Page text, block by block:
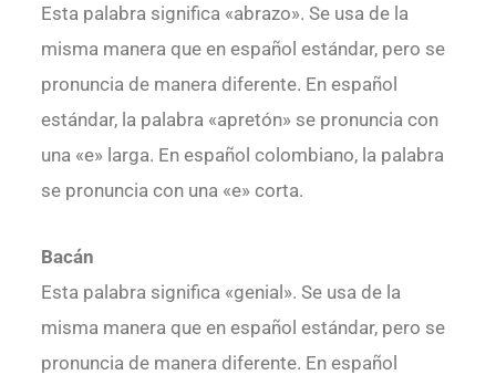
Esta palabra significa «abrazo». Se usa de la
misma manera que en español estándar, pero se
pronuncia de manera diferente. En español
estándar, la palabra «apretón» se pronuncia con
una «e» larga. En español colombiano, la palabra
se pronuncia con una «e» corta.
Bacán
Esta palabra significa «genial». Se usa de la
misma manera que en español estándar, pero se
pronuncia de manera diferente. En español